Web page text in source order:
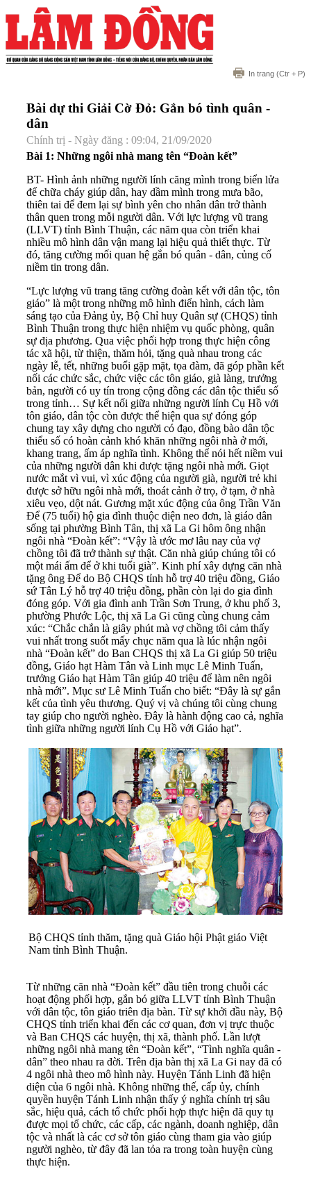
In trang (Ctr + P)
Bài dự thi Giải Cờ Đỏ: Gắn bó tình quân -
dân
Chính trị - Ngày đăng : 09:04, 21/09/2020
Bài 1: Những ngôi nhà mang tên “Đoàn kết”
BT- Hình ảnh những người lính căng mình trong biển lửa
để chữa cháy giúp dân, hay dầm mình trong mưa bão,
thiên tai để đem lại sự bình yên cho nhân dân trở thành
thân quen trong mỗi người dân. Với lực lượng vũ trang
(LLVT) tỉnh Bình Thuận, các năm qua còn triển khai
nhiều mô hình dân vận mang lại hiệu quả thiết thực. Từ
đó, tăng cường mối quan hệ gắn bó quân - dân, củng cố
niềm tin trong dân.
“Lực lượng vũ trang tăng cường đoàn kết với dân tộc, tôn
giáo” là một trong những mô hình điển hình, cách làm
sáng tạo của Đảng ủy, Bộ Chỉ huy Quân sự (CHQS) tỉnh
Bình Thuận trong thực hiện nhiệm vụ quốc phòng, quân
sự địa phương. Qua việc phối hợp trong thực hiện công
tác xã hội, từ thiện, thăm hỏi, tặng quà nhau trong các
ngày lễ, tết, những buổi gặp mặt, tọa đàm, đã góp phần kết
nối các chức sắc, chức việc các tôn giáo, già làng, trưởng
bản, người có uy tín trong cộng đồng các dân tộc thiểu số
trong tỉnh… Sự kết nối giữa những người lính Cụ Hồ với
tôn giáo, dân tộc còn được thể hiện qua sự đóng góp
chung tay xây dựng cho người có đạo, đồng bào dân tộc
thiểu số có hoàn cảnh khó khăn những ngôi nhà ở mới,
khang trang, ấm áp nghĩa tình. Không thể nói hết niềm vui
của những người dân khi được tặng ngôi nhà mới. Giọt
nước mắt vì vui, vì xúc động của người già, người trẻ khi
được sở hữu ngôi nhà mới, thoát cảnh ở trọ, ở tạm, ở nhà
xiêu vẹo, dột nát. Gương mặt xúc động của ông Trần Văn
Để (75 tuổi) hộ gia đình thuộc diện neo đơn, là giáo dân
sống tại phường Bình Tân, thị xã La Gi hôm ông nhận
ngôi nhà “Đoàn kết”: “Vậy là ước mơ lâu nay của vợ
chồng tôi đã trở thành sự thật. Căn nhà giúp chúng tôi có
một mái ấm để ở khi tuổi già”. Kinh phí xây dựng căn nhà
tặng ông Để do Bộ CHQS tỉnh hỗ trợ 40 triệu đồng, Giáo
sứ Tân Lý hỗ trợ 40 triệu đồng, phần còn lại do gia đình
đóng góp. Với gia đình anh Trần Sơn Trung, ở khu phố 3,
phường Phước Lộc, thị xã La Gi cũng cùng chung cảm
xúc: “Chắc chắn là giây phút mà vợ chồng tôi cảm thấy
vui nhất trong suốt mấy chục năm qua là lúc nhận ngôi
nhà “Đoàn kết” do Ban CHQS thị xã La Gi giúp 50 triệu
đồng, Giáo hạt Hàm Tân và Linh mục Lê Minh Tuấn,
trưởng Giáo hạt Hàm Tân giúp 40 triệu để làm nên ngôi
nhà mới”. Mục sư Lê Minh Tuấn cho biết: “Đây là sự gắn
kết của tình yêu thương. Quý vị và chúng tôi cùng chung
tay giúp cho người nghèo. Đây là hành động cao cả, nghĩa
tình giữa những người lính Cụ Hồ với Giáo hạt”.
Bộ CHQS tỉnh thăm, tặng quà Giáo hội Phật giáo Việt
Nam tỉnh Bình Thuận.
Từ những căn nhà “Đoàn kết” đầu tiên trong chuỗi các
hoạt động phối hợp, gắn bó giữa LLVT tỉnh Bình Thuận
với dân tộc, tôn giáo triên địa bàn. Từ sự khởi đầu này, Bộ
CHQS tỉnh triển khai đến các cơ quan, đơn vị trực thuộc
và Ban CHQS các huyện, thị xã, thành phố. Lần lượt
những ngôi nhà mang tên “Đoàn kết”, “Tình nghĩa quân -
dân” theo nhau ra đời. Trên địa bàn thị xã La Gi nay đã có
4 ngôi nhà theo mô hình này. Huyện Tánh Linh đã hiện
diện của 6 ngôi nhà. Không những thế, cấp ủy, chính
quyền huyện Tánh Linh nhận thấy ý nghĩa chính trị sâu
sắc, hiệu quả, cách tổ chức phối hợp thực hiện đã quy tụ
được mọi tổ chức, các cấp, các ngành, doanh nghiệp, dân
tộc và nhất là các cơ sở tôn giáo cùng tham gia vào giúp
người nghèo, từ đây đã lan tỏa ra trong toàn huyện cùng
thực hiện.